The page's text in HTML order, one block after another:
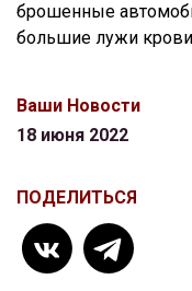
брошенные
большие лужи
Ваши Новости
18 июня 2022
ПОДЕЛИТЬСЯ